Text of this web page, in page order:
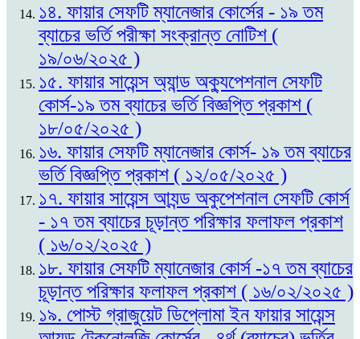
১৪. ফায়ার সেফটি ম্যানেজার কোর্সের - ১৯ তম
ব্যাচের ভর্তি পরীক্ষা সংক্রান্ত নোটিশ (
১৯/০৬/২০২৫ )
১৫. ফায়ার সায়েন্স অ্যান্ড অক্যুপেশনাল সেফটি
কোর্স-১৯ তম ব্যাচের ভর্তি বিজ্ঞপ্তি প্রকাশ (
১৮/০৫/২০২৫ )
১৬. ফায়ার সেফটি ম্যানেজার কোর্স- ১৯ তম ব্যাচের
ভর্তি বিজ্ঞপ্তি প্রকাশ ( ১২/০৫/২০২৫ )
১৭. ফায়ার সায়েন্স আ্যন্ড অকুপেশনাল সেফটি কোর্স
- ১৭ তম ব্যাচের চূড়ান্ত পরিক্ষার ফলাফল প্রকাশ
( ১৬/০২/২০২৫ )
১৮. ফায়ার সেফটি ম্যানেজার কোর্স -১৭ তম ব্যাচের
চূড়ান্ত পরিক্ষার ফলাফল প্রকাশ ( ১৬/০২/২০২৫ )
১৯. পোস্ট গ্রাজুয়েট ডিপ্লোমা ইন ফায়ার সায়েন্স